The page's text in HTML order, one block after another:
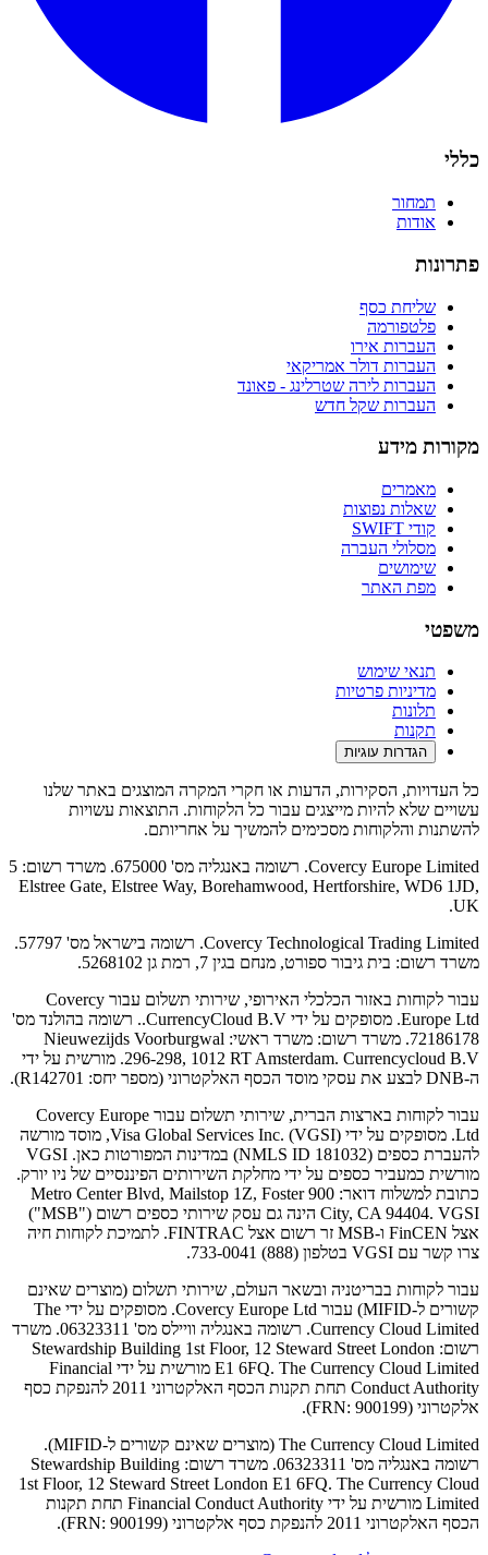
כללי
תמחור
אודות
פתרונות
שליחת כסף
פלטפורמה
העברות אירו
העברות דולר אמריקאי
העברות לירה שטרלינג - פאונד
העברות שקל חדש
מקורות מידע
מאמרים
שאלות נפוצות
קודי SWIFT
מסלולי העברה
שימושים
מפת האתר
משפטי
תנאי שימוש
מדיניות פרטיות
תלונות
תקנות
הגדרות עוגיות
כל העדויות, הסקירות, הדעות או חקרי המקרה המוצגים באתר שלנו
עשויים שלא להיות מייצגים עבור כל הלקוחות. התוצאות עשויות
להשתנות והלקוחות מסכימים להמשיך על אחריותם.
Covercy Europe Limited. רשומה באנגליה מס' 675000. משרד רשום: 5
Elstree Gate, Elstree Way, Borehamwood, Hertforshire, WD6 1JD,
UK.
Covercy Technological Trading Limited. רשומה בישראל מס' 57797.
משרד רשום: בית גיבור ספורט, מנחם בגין 7, רמת גן 5268102.
עבור לקוחות באזור הכלכלי האירופי, שירותי תשלום עבור Covercy
Europe Ltd. מסופקים על ידי CurrencyCloud B.V.. רשומה בהולנד מס'
72186178. משרד רשום: משרד ראשי: Nieuwezijds Voorburgwal
296-298, 1012 RT Amsterdam. Currencycloud B.V. מורשית על ידי
ה-DNB לבצע את עסקי מוסד הכסף האלקטרוני (מספר יחס: R142701).
עבור לקוחות בארצות הברית, שירותי תשלום עבור Covercy Europe
Ltd. מסופקים על ידי Visa Global Services Inc. (VGSI), מוסד מורשה
להעברת כספים (NMLS ID 181032) במדינות המפורטות כאן. VGSI
מורשית כמעביר כספים על ידי מחלקת השירותים הפיננסיים של ניו יורק.
כתובת למשלוח דואר: 900 Metro Center Blvd, Mailstop 1Z, Foster
City, CA 94404. VGSI הינה גם עסק שירותי כספים רשום ("MSB")
אצל FinCEN ו-MSB זר רשום אצל FINTRAC. לתמיכת לקוחות חיה
צרו קשר עם VGSI בטלפון (888) 733-0041.
עבור לקוחות בבריטניה ובשאר העולם, שירותי תשלום (מוצרים שאינם
קשורים ל-MIFID) עבור Covercy Europe Ltd. מסופקים על ידי The
Currency Cloud Limited. רשומה באנגליה וויילס מס' 06323311. משרד
רשום: Stewardship Building 1st Floor, 12 Steward Street London
E1 6FQ. The Currency Cloud Limited מורשית על ידי Financial
Conduct Authority תחת תקנות הכסף האלקטרוני 2011 להנפקת כסף
אלקטרוני (FRN: 900199).
The Currency Cloud Limited (מוצרים שאינם קשורים ל-MIFID).
רשומה באנגליה מס' 06323311. משרד רשום: Stewardship Building
1st Floor, 12 Steward Street London E1 6FQ. The Currency Cloud
Limited מורשית על ידי Financial Conduct Authority תחת תקנות
הכסף האלקטרוני 2011 להנפקת כסף אלקטרוני (FRN: 900199).